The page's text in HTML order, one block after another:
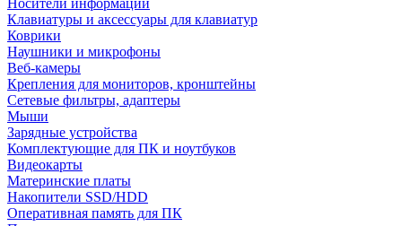
Носители информации
Клавиатуры и аксессуары для клавиатур
Коврики
Наушники и микрофоны
Веб-камеры
Крепления для мониторов, кронштейны
Сетевые фильтры, адаптеры
Мыши
Зарядные устройства
Комплектующие для ПК и ноутбуков
Видеокарты
Материнские платы
Накопители SSD/HDD
Оперативная память для ПК